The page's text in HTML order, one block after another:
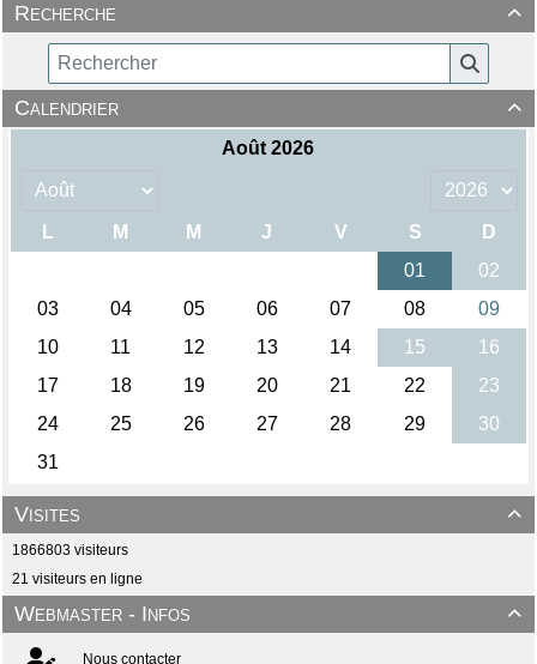

Recherche

Calendrier

Visites
1866803 visiteurs
21 visiteurs en ligne

Webmaster - Infos
Nous contacter